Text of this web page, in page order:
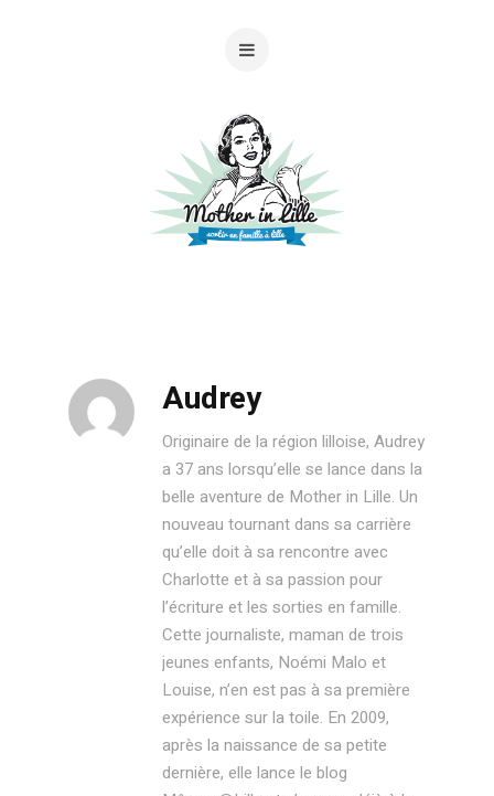
Audrey
Originaire de la région lilloise, Audrey
a 37 ans lorsqu’elle se lance dans la
belle aventure de Mother in Lille. Un
nouveau tournant dans sa carrière
qu’elle doit à sa rencontre avec
Charlotte et à sa passion pour
l’écriture et les sorties en famille.
Cette journaliste, maman de trois
jeunes enfants, Noémi Malo et
Louise, n’en est pas à sa première
expérience sur la toile. En 2009,
après la naissance de sa petite
dernière, elle lance le blog